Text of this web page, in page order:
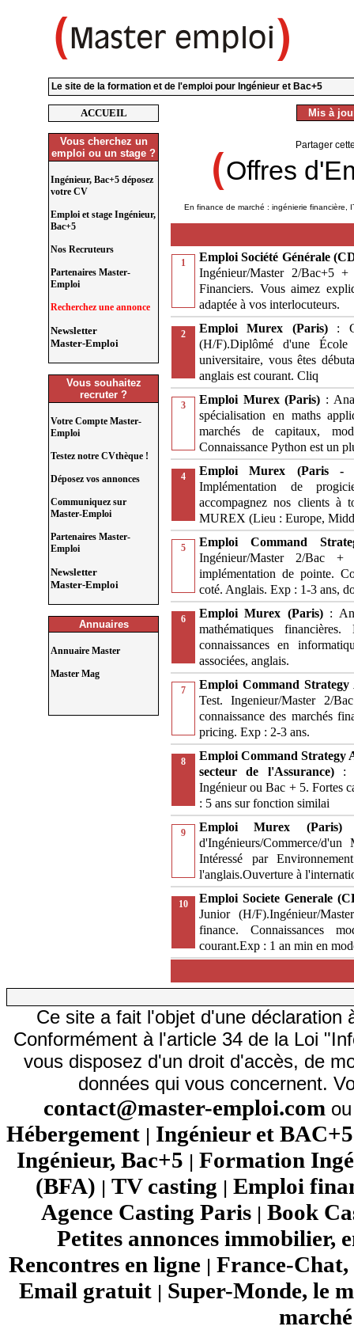
Le site de la formation et de l'emploi pour Ingénieur et Bac+5
ACCUEIL
Vous cherchez un
emploi ou un stage ?
Ingénieur, Bac+5 déposez
votre CV
Emploi et stage Ingénieur,
Bac+5
Nos Recruteurs
Partenaires Master-
Emploi
Recherchez une annonce
Newsletter
Master-Emploi
Vous souhaitez
recruter ?
Votre Compte Master-
Emploi
Testez notre CVthèque !
Déposez vos annonces
Communiquez sur
Master-Emploi
Partenaires Master-
Emploi
Newsletter
Master-Emploi
Annuaires
Annuaire Master
Master Mag
Mis à
Partager
Offres
En finance de marché : ingénierie financière,
1
Emploi Société Générale
Ingénieur/Master 2/Bac+5
Financiers. Vous aimez
adaptée à vos interlocuteurs.
2 Emploi Murex (Paris) :
(H/F).Diplômé d'une
universitaire, vous êtes
anglais est courant. Cliq
3 Emploi Murex (Paris) :
spécialisation en maths
marchés de capitaux,
Connaissance Python est un
4
Emploi Murex (Paris -
Implémentation de
accompagnez nos clients à
MUREX (Lieu : Europe,
5
Emploi Command
Ingénieur/Master 2/Bac +
implémentation de pointe.
coté. Anglais. Exp : 1-3 ans,
6 Emploi Murex (Paris) :
mathématiques
connaissances en
associées, anglais.
7
Emploi Command
Test. Ingenieur/Master 2/
connaissance des marchés
pricing. Exp : 2-3 ans.
8
Emploi Command Strategy
secteur de l'Assurance) :
Ingénieur ou Bac + 5. Fortes
: 5 ans sur fonction similai
9
Emploi Murex
d'Ingénieurs/Commerce/
Intéressé par
l'anglais.Ouverture à
10
Emploi Societe Generale
Junior (H/F).Ingénieur/
finance. Connaissances
courant.Exp : 1 an min en
Ce site a fait l'objet d'une déclaration
Conformément à l'article 34 de la Loi
vous disposez d'un droit d'accès, de
données qui vous concernent.
contact@master-emploi.com
Hébergement | Ingénieur et
Ingénieur, Bac+5 | Formation
(BFA) | TV casting | Emploi
Agence Casting Paris | Book
Petites annonces immobilier,
Rencontres en ligne | France-Chat,
Email gratuit| Super-Monde, le